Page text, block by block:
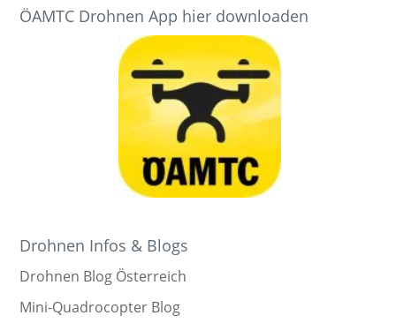
ÖAMTC Drohnen App hier downloaden
Drohnen Infos & Blogs
Drohnen Blog Österreich
Mini-Quadrocopter Blog